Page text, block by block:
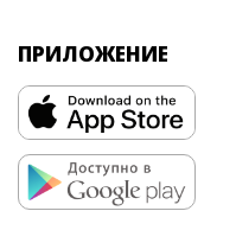
ПРИЛОЖЕНИЕ